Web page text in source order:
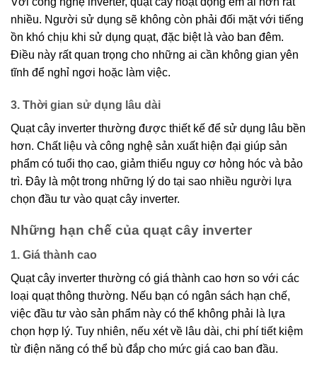
nhiều. Người sử dụng sẽ không còn phải đối mặt với tiếng
ồn khó chịu khi sử dụng quạt, đặc biệt là vào ban đêm.
Điều này rất quan trọng cho những ai cần không gian yên
tĩnh để nghỉ ngơi hoặc làm việc.
3. Thời gian sử dụng lâu dài
Quạt cây inverter thường được thiết kế để sử dụng lâu bền
hơn. Chất liệu và công nghệ sản xuất hiện đại giúp sản
phẩm có tuổi thọ cao, giảm thiểu nguy cơ hỏng hóc và bảo
trì. Đây là một trong những lý do tại sao nhiều người lựa
chọn đầu tư vào quạt cây inverter.
Những hạn chế của quạt cây inverter
1. Giá thành cao
Quạt cây inverter thường có giá thành cao hơn so với các
loại quạt thông thường. Nếu bạn có ngân sách hạn chế,
việc đầu tư vào sản phẩm này có thể không phải là lựa
chọn hợp lý. Tuy nhiên, nếu xét về lâu dài, chi phí tiết kiệm
từ điện năng có thể bù đắp cho mức giá cao ban đầu.